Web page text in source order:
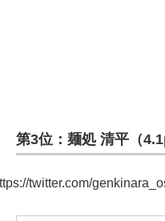
第3位：麺処 清平（
twitter.com/